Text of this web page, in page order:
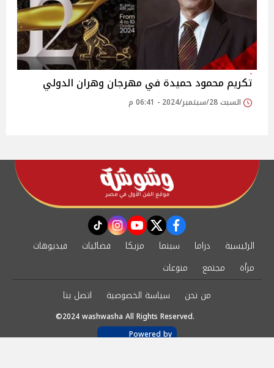
تكريم محمود حميدة في مهرجان وهران الدولي
السبت 28/سبتمبر/2024 - 06:41 م
facebook
twitter
youtube
instagram
tiktok
الرئيسية دراما سينما مزيكا فضائيات
فيديوهات
مرأة
مجتمع
منوعات
من نحن
سياسة الخصوصية اتصل بنا
©2024 washwasha All Rights Reserved.
Powered by